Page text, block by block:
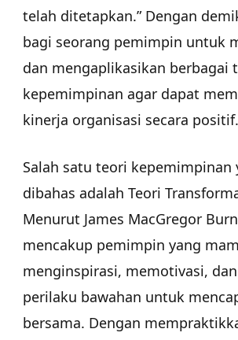
telah ditetapkan.” Dengan
bagi seorang pemimpin untuk
dan mengaplikasikan berbagai
kepemimpinan agar dapat
kinerja organisasi secara positif.
Salah satu teori kepemimpinan
dibahas adalah Teori
Menurut James MacGregor
mencakup pemimpin yang
menginspirasi, memotivasi,
perilaku bawahan untuk
bersama. Dengan